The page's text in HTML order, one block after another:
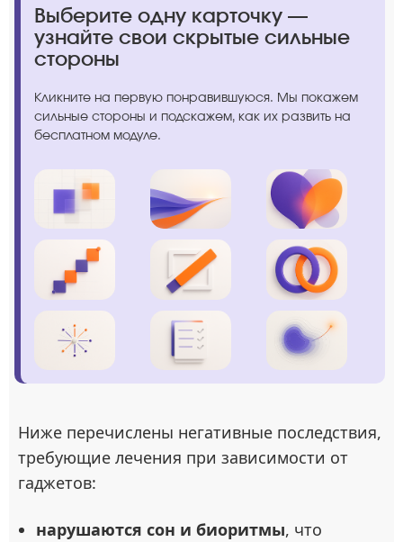
Выберите одну карточку —
узнайте свои скрытые сильные
стороны
Кликните на первую понравившуюся. Мы покажем
сильные стороны и подскажем, как их развить на
бесплатном модуле.
Ниже перечислены негативные последствия,
требующие лечения при зависимости от
гаджетов:
нарушаются сон и биоритмы, что